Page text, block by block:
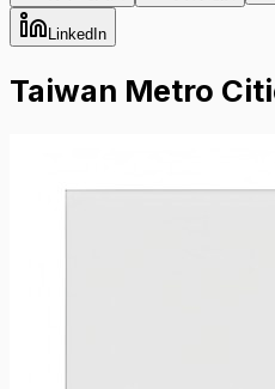
LinkedIn
Taiwan Metro